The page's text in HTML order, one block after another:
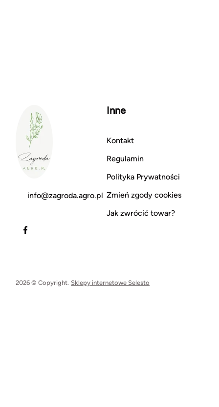
info@zagroda.agro.pl
Inne
Kontakt
Regulamin
Polityka Prywatności
Zmień zgody cookies
Jak zwrócić towar?
2026 © Copyright. Sklepy internetowe Selesto